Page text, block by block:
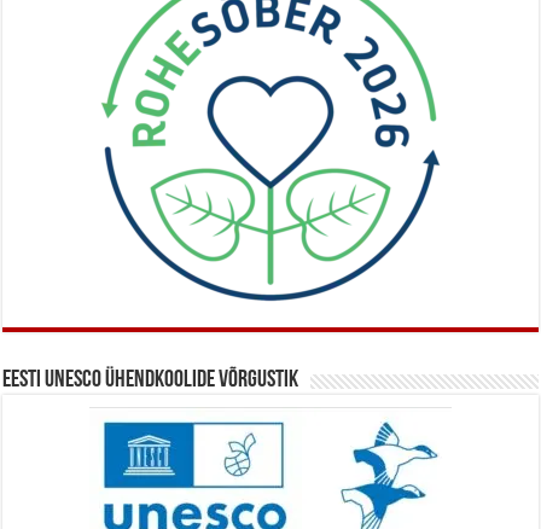
Eesti UNESCO ühendkoolide võrgustik